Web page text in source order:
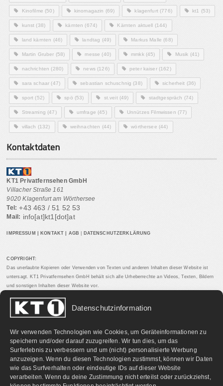
Datenschutzinformation
Wir verwenden Technologien wie Cookies, um Geräteinformationen zu
speichern und/oder darauf zuzugreifen. Wir tun dies, um das
Surferlebnis zu verbessern und um (nicht) personalisierte Werbung
anzuzeigen. Wenn du diesen Technologien zustimmst, können wir Daten
wie das Surfverhalten oder eindeutige IDs auf dieser Website
verarbeiten. Wenn du deine Zustimmung nicht erteilst oder zurückziehst,
Kinofilme (50) kinomagazin (69) klagenfurt(776) kt1 (53)
kunst (38) kärnten (674) Kärnten aktuell (144)
land kärnten (46) landtag (49) Markus Malle (68)
Martin Gruber (58) messe (40) mmkk(45) Musik (41)
nachrichten (280) news(126) peter kaiser(162)
sara schaar (47) sebastian schuschnig (38) sicherheit (36)
sport (52) spö (53) st.veit(49) stadtgespräch (74)
Streaming (47) umfrage (45) Unnützes Filmwissen (77)
villach (132) weihnachten (44) wörthersee (44)
Kontaktdaten
KT1 Privatfernsehen GmbH
Villacher Straße 161
9020 Klagenfurt am Wörthersee
Tel: +43 463 / 51 52 53
Mail: info[at]kt1[dot]at
IMPRESSUM KONTAKT AGB DATENSCHUTZERKLÄRUNG
COPYRIGHT:
Das unerlaubte Kopieren oder Verwenden von Texten und anderen Inhalten dieser Website ist
untersagt. KT1 Privatfernsehen GmbH behält sich alle Urheberrechte an Videos, Texten, Bildern
und sonstigen Inhalten dieser Website vor.
PARTNERLINKS: